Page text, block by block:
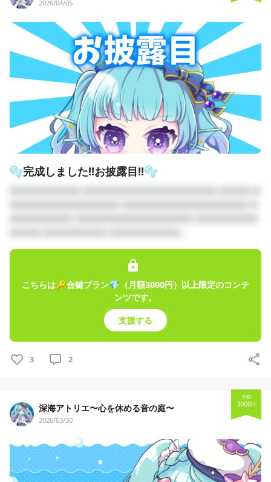
2026/04/05
🫧完成しました‼︎お披露目‼︎🫧
こちらは🔑合鍵プラン💎（月額3000円）以上限定のコンテ
ンツです。
支援する
3 2
深海アトリエ〜心を休める音の庭〜
2026/03/30
月額
3000円